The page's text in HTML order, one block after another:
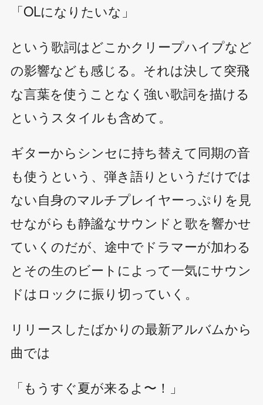
「OLになりたいな」
という歌詞はどこかクリープハイプなど
の影響なども感じる。それは決して突飛
な言葉を使うことなく強い歌詞を描ける
というスタイルも含めて。
ギターからシンセに持ち替えて同期の音
も使うという、弾き語りというだけでは
ない自身のマルチプレイヤーっぷりを見
せながらも静謐なサウンドと歌を響かせ
ていくのだが、途中でドラマーが加わる
とその生のビートによって一気にサウン
ドはロックに振り切っていく。
リリースしたばかりの最新アルバムから
曲では
「もうすぐ夏が来るよ〜！」